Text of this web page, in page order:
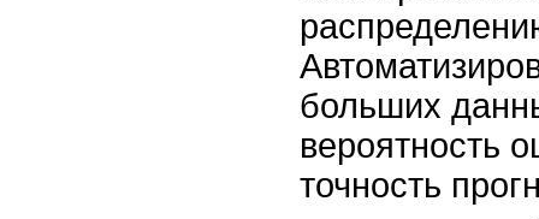
больших
вероятность
точность